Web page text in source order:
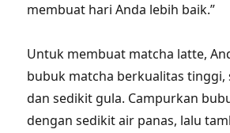
membuat hari Anda lebih baik.”
Untuk membuat matcha latte,
bubuk matcha berkualitas tinggi,
dan sedikit gula. Campurkan
dengan sedikit air panas, lalu